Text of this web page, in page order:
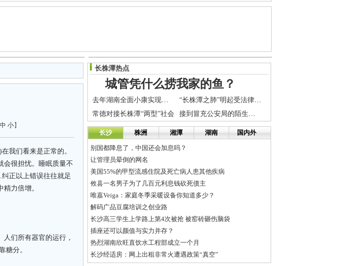
中 小】
我们看来是正常的。
会很担忧。睡眠质量不
正以上错误往往就足
力倍增。
们所有器官的运行，
糖分。
长株潭热点
城管凭什么捞我家的鱼？
去年湖南全面小康实现程度达88% 长株潭最高
“长株潭之肺”明起受法律保护
常德对接长株潭“两型”社会
接到冒充公安局的陌生来电 长沙一房产老板被骗2.9万
长沙 株洲 湘潭 湖南 国内外
别国都降息了，中国还会加息吗？
让管理员晕倒的网名
美国55%的甲型流感住院及死亡病人患其他疾病
攸县一名男子为了几百元利息钱砍死债主
唯嘉Veiga：家庭冬季采暖设备你知道多少？
解码广品豆腐培训之创业路
长沙高三学生上学路上第4次被抢 被窑砖砸伤脑袋
插座还可以颜值与实力并存？
热烈湖南欣旺直饮水工程部成立一个月
长沙经适房：网上出租非常火遭遇政策“真空”